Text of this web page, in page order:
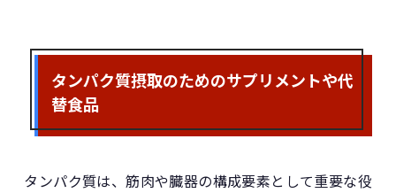
タンパク質摂取のためのサプリメントや代
替食品
タンパク質は、筋肉や臓器の構成要素として重要な役